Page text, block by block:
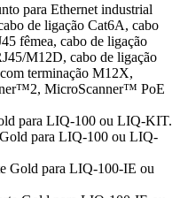
para Ethernet industrial
de ligação Cat6A, cabo
fêmea, cabo de ligação
M12D, cabo de ligação
terminação M12X,
MicroScanner™ PoE
para LIQ-100 ou LIQ-KIT.
para LIQ-100 ou LIQ-
Gold para LIQ-100-IE ou